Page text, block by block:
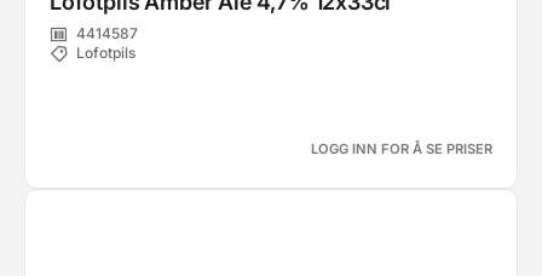
4414587
Lofotpils
LOGG INN FOR Å SE PRISER